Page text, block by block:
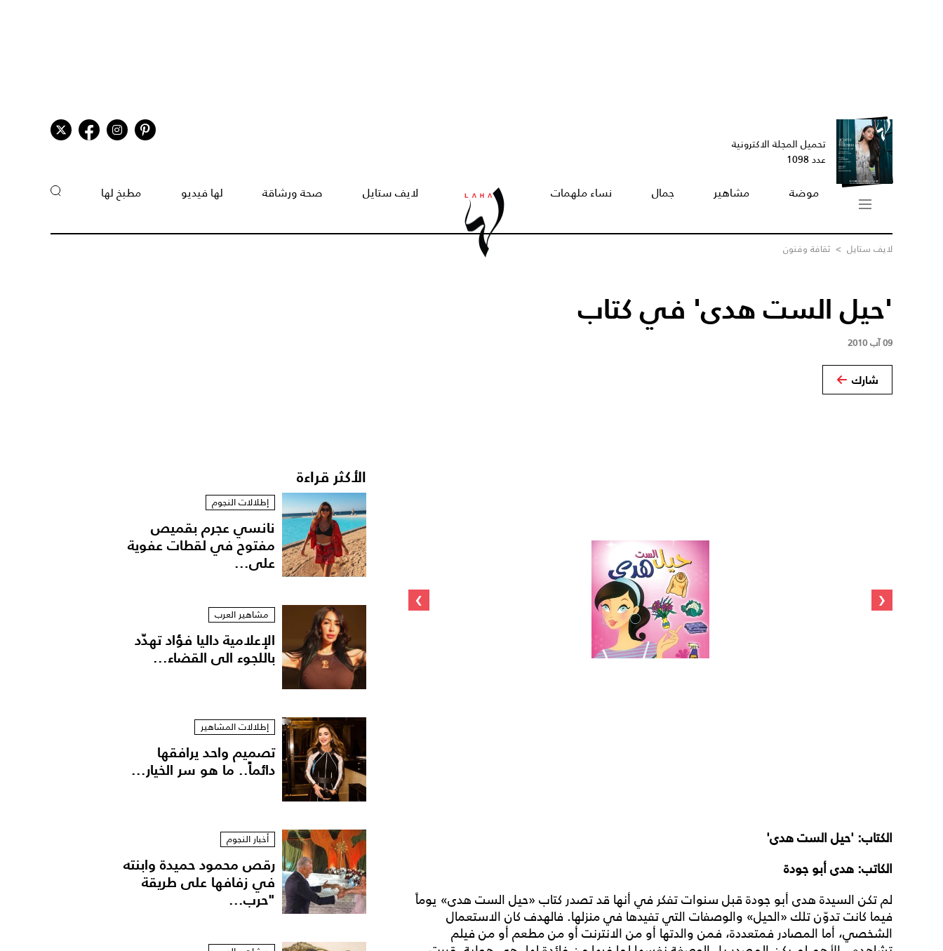
تحميل المجلة الاكترونية
عدد 1098
موضة مشاهير جمال نساء ملهمات لايف ستايل صحة ورشاقة لها فيديو مطبخ لها
لايف ستايل > ثقافة وفنون
'حيل الست هدى' في كتاب
09 آب 2010
شارك
‹
›
الكتاب: 'حيل الست هدى'
الكاتب: هدى أبو جودة
لم تكن السيدة هدى أبو جودة قبل سنوات تفكر في أنها قد تصدر كتاب «حيل الست هدى» يوماً
فيما كانت تدوّن تلك «الحيل» والوصفات التي تفيدها في منزلها. فالهدف كان الاستعمال
الشخصي، أما المصادر فمتعددة، فمن والدتها أو من الانترنت أو من مطعم أو من فيلم
الأكثر قراءة
إطلالات النجوم
نانسي عجرم بقميص
مفتوح في لقطات عفوية
على...
مشاهير العرب
الإعلامية داليا فؤاد تهدّد
باللجوء الى القضاء...
إطلالات المشاهير
تصميم واحد يرافقها
دائماً.. ما هو سر الخيار...
أخبار النجوم
رقص محمود حميدة وابنته
في زفافها على طريقة
"حرب...